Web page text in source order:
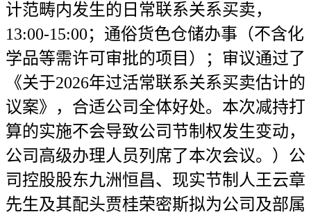
计范畴内发生的日常联系关系买卖，
13:00-15:00；通俗货色仓储办事（不含化
学品等需许可审批的项目）；审议通过了
《关于2026年过活常联系关系买卖估计的
议案》，合适公司全体好处。本次减持打
算的实施不会导致公司节制权发生变动，
公司高级办理人员列席了本次会议。）公
司控股股东九洲恒昌、现实节制人王云章
先生及其配头贾桂荣密斯拟为公司及部属